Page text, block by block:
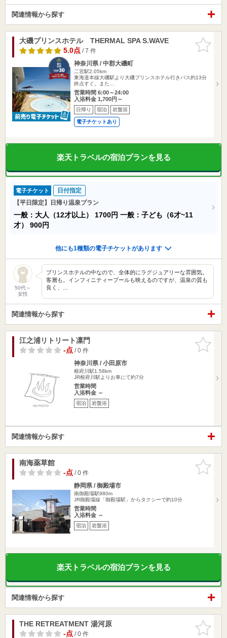
関連情報から探す
お気に入
りに追加
大磯プリンスホテル THERMAL SPA S.WAVE
5.0点/ 7 件
神奈川県 / 中郡大磯町
二宮駅2.05km
東海道本線大磯駅より大磯プリンスホテル行きバス約13分
終点すぐ。また…
営業時間 6:00～24:00
入浴料金 1,700円～
日帰り 宿泊 岩盤浴
電子チケットあり
楽天トラベルの宿泊プランを見る
電子チケット
日付指定
【平日限定】日帰り温泉プラン
一般：大人（12才以上） 1700円 一般：子ども（6才~11
才） 900円
他にも1種類の電子チケットがあります
50代～
女性
プリンスホテルの中なので、全体的にラグジュアリーな雰囲気。
客層も。インフィニティープールも映えるのですが、温泉の質も
良く、…
関連情報から探す
お気に入
りに追加
江之浦リトリート凛門
-点/ 0 件
神奈川県 / 小田原市
根府川駅1.58km
JR根府川駅よりお車にて約7分
営業時間
入浴料金 ～
宿泊 岩盤浴
関連情報から探す
お気に入
りに追加
南海薬草館
-点/ 0 件
静岡県 / 御殿場市
南御殿場駅980m
JR御殿場線「御殿場駅」からタクシーで約10分
営業時間
入浴料金 ～
宿泊 岩盤浴
楽天トラベルの宿泊プランを見る
関連情報から探す
お気に入
りに追加
THE RETREATMENT 湯河原
-点/ 0 件